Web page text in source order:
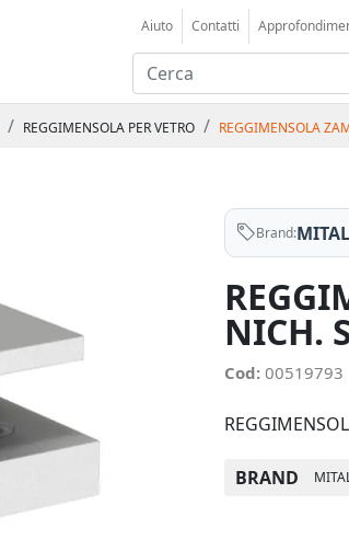
Aiuto Contatti
REGGIMENSOLA PER VETRO REGGIMENSOLA
Brand:MITAL
NICH.
Cod: 00519793
BRAND